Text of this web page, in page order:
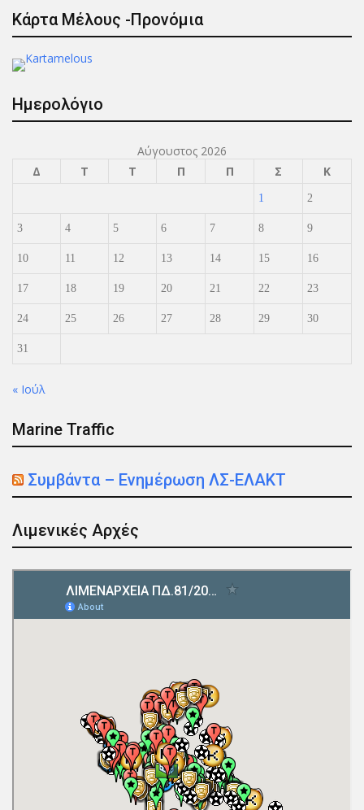
Κάρτα Μέλους -Προνόμια
Ημερολόγιο
Αύγουστος 2026
Δ
Τ Τ Π Π Σ Κ
1 2
3 4 5 6 7 8 9
10 11 12 13 14 15 16
17 18 19 20 21 22 23
24 25 26 27 28 29 30
31
« Ιούλ
Marine Traffic
Συμβάντα – Ενημέρωση ΛΣ-ΕΛΑΚΤ
Λιμενικές Αρχές